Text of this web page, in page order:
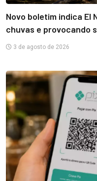
Novo boletim indica El
chuvas e provocando
3 de agosto de 2026